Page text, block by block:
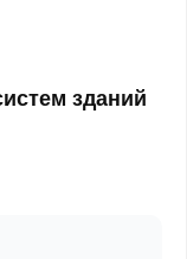
зданий